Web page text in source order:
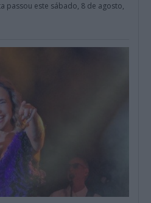
passou este sábado, 8 de agosto,